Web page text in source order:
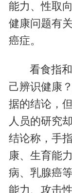
能力、性取
健康问题有
癌症。
看食指
己辨识健康
据的结论，
人员的研究
结论称，手
康、生育能
病、乳腺癌
能力、攻击